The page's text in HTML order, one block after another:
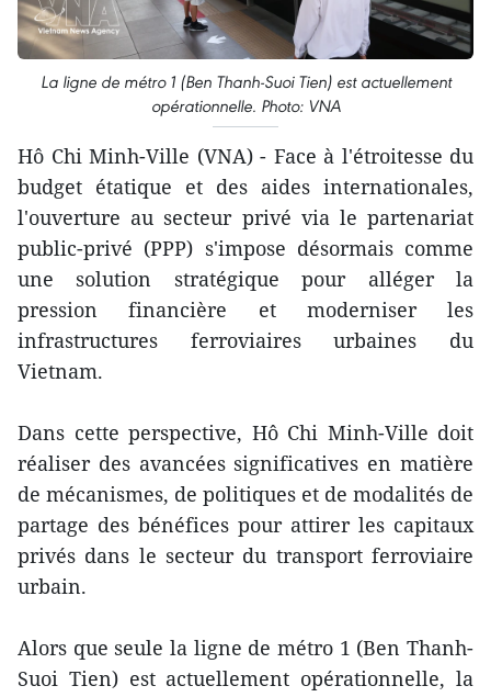
La ligne de métro 1 (Ben Thanh-Suoi Tien) est actuellement
opérationnelle. Photo: VNA
Hô Chi Minh-Ville (VNA) - Face à l'étroitesse du
budget étatique et des aides internationales,
l'ouverture au secteur privé via le partenariat
public-privé (PPP) s'impose désormais comme
une solution stratégique pour alléger la
pression financière et moderniser les
infrastructures ferroviaires urbaines du
Vietnam.
Dans cette perspective, Hô Chi Minh-Ville doit
réaliser des avancées significatives en matière
de mécanismes, de politiques et de modalités de
partage des bénéfices pour attirer les capitaux
privés dans le secteur du transport ferroviaire
urbain.
Alors que seule la ligne de métro 1 (Ben Thanh-
Suoi Tien) est actuellement opérationnelle, la